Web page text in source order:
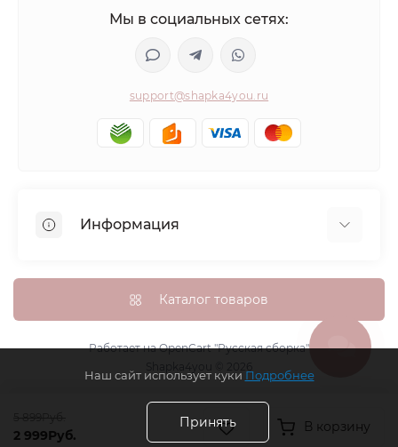
2 999Руб.
В корзину
Мы в социальных сетях:
support@shapka4you.ru
Информация
Доставка, оплата и бонусные баллы
Гарантия возврата
Политика конфиденциальности
Контакты
Каталог товаров
Работает наOpenCart "Русская сборка"
Наш сайт использует куки Подробнее
Принять